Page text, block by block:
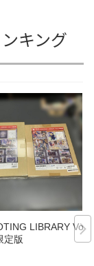
キング
LIBRARY Vol.
定版